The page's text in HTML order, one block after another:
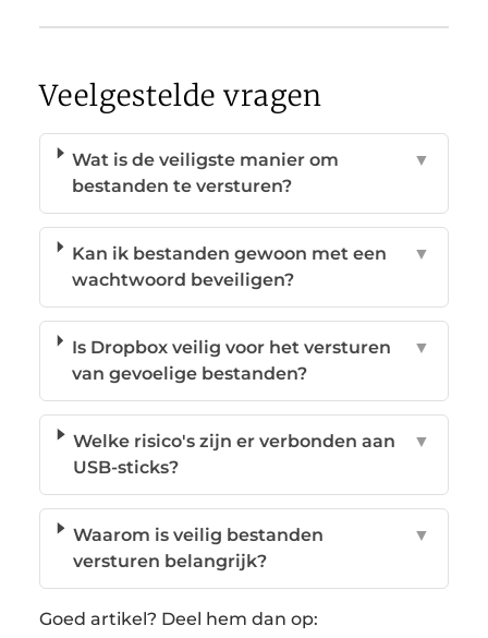
Veelgestelde vragen
Wat is de veiligste manier om
bestanden te versturen?
▼
Kan ik bestanden gewoon met een
wachtwoord beveiligen?
▼
Is Dropbox veilig voor het versturen
van gevoelige bestanden?
▼
Welke risico's zijn er verbonden aan
USB-sticks?
▼
Waarom is veilig bestanden
versturen belangrijk?
▼
Goed artikel? Deel hem dan op: